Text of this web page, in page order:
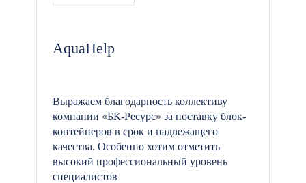
AquaHelp
Выражаем благодарность коллективу
компании «БК-Ресурс» за поставку блок-
контейнеров в срок и надлежащего
качества. Особенно хотим отметить
высокий профессиональный уровень
специалистов